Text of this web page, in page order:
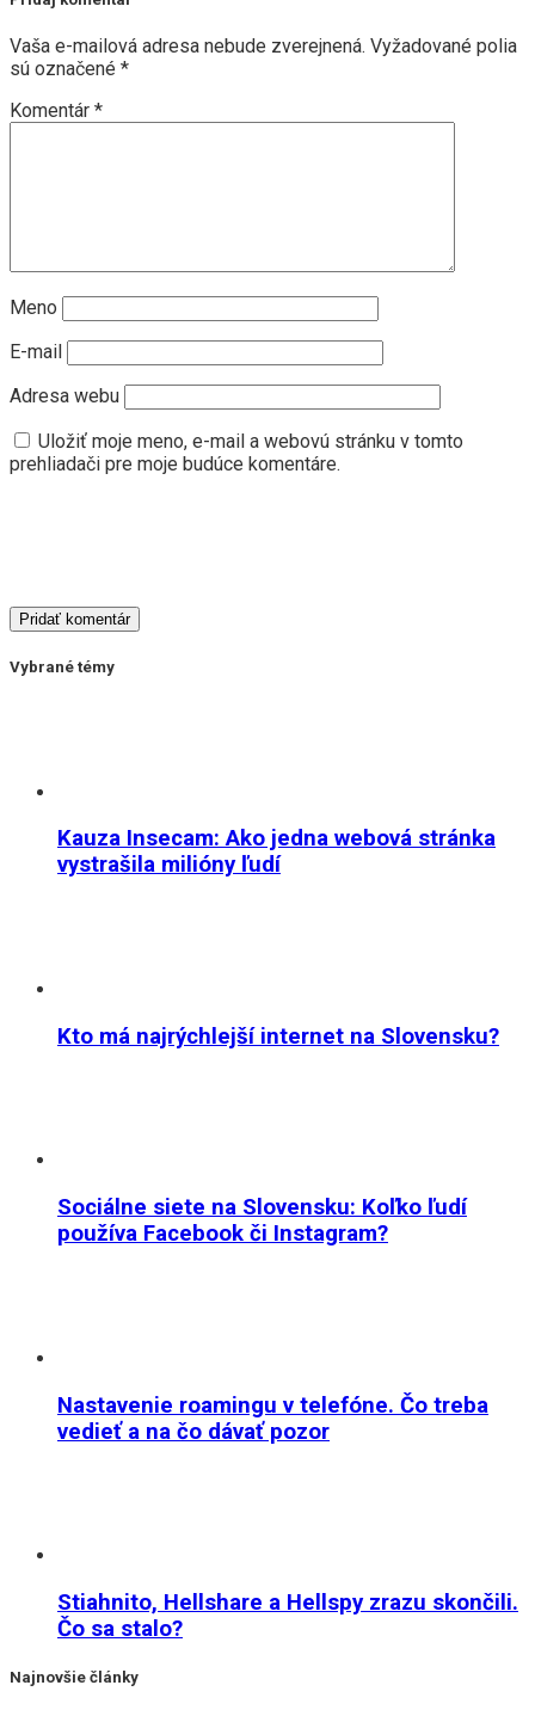
Vaša e-mailová adresa nebude zverejnená. Vyžadované polia
sú označené *
Komentár *
Meno
E-mail
Adresa webu
Uložiť moje meno, e-mail a webovú stránku v tomto
prehliadači pre moje budúce komentáre.
Vybrané témy
Kauza Insecam: Ako jedna webová stránka
vystrašila milióny ľudí
Kto má najrýchlejší internet na Slovensku?
Sociálne siete na Slovensku: Koľko ľudí
používa Facebook či Instagram?
Nastavenie roamingu v telefóne. Čo treba
vedieť a na čo dávať pozor
Stiahnito, Hellshare a Hellspy zrazu skončili.
Čo sa stalo?
Najnovšie články